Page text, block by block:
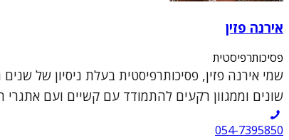
אירנה פזין
פסיכותרפיסטית
שמי אירנה פזין, פסיכותרפיסטית בעלת ניסיון של
שונים וממגוון רקעים להתמודד עם קשיים ועם
054-7395850